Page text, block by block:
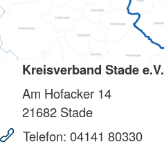
Kreisverband Stade e.V.
Am Hofacker 14
21682 Stade
Telefon: 04141 80330